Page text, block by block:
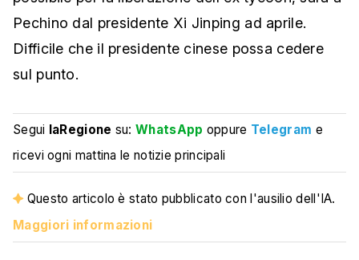
Pechino dal presidente Xi Jinping ad aprile.
Difficile che il presidente cinese possa cedere
sul punto.
Segui laRegione su:WhatsApp oppure Telegram e
ricevi ogni mattina le notizie principali
Questo articolo è stato pubblicato con l'ausilio dell'IA.
Maggiori informazioni